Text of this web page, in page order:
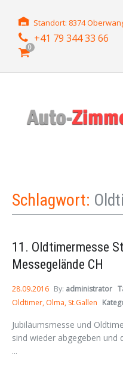
Standort: 8374
+41 79 344 33 66
0
Schlagwort:
11. Oldtimermesse
Messegelände CH
28.09.2016 By: administrator
Oldtimer Olma St.Gallen
Jubiläumsmesse und
sind wieder abgegeben und
...